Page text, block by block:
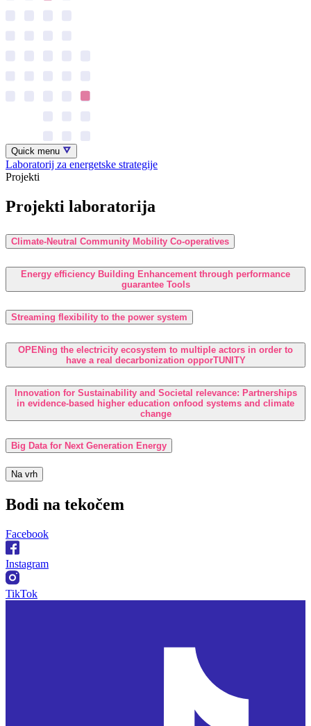
Quick menu
Laboratorij za energetske strategije
Projekti
Projekti laboratorija
Climate-Neutral Community Mobility Co-operatives
Energy efficiency Building Enhancement through performance
guarantee Tools
Streaming flexibility to the power system
OPENing the electricity ecosystem to multiple actors in order to
have a real decarbonization opporTUNITY
Innovation for Sustainability and Societal relevance: Partnerships
in evidence-based higher education onfood systems and climate
change
Big Data for Next Generation Energy
Na vrh
Bodi na tekočem
Facebook
Instagram
TikTok